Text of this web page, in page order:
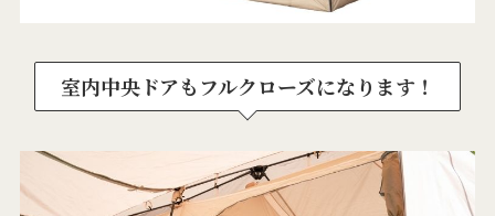
室内中央ドアもフルクローズになります！